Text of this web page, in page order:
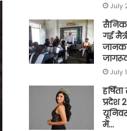
July
सैनिक
गई
July
प्रदेश
में…